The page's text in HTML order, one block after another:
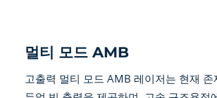
멀티 모드 AMB
고출력 멀티 모드 AMB 레이저는 현재 존